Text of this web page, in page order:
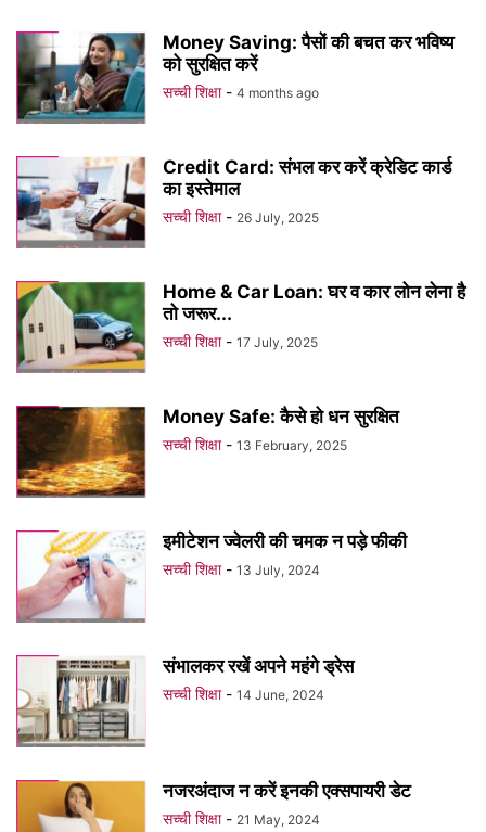
Money Saving: पैसों की बचत कर भविष्य
को सुरक्षित करें
सच्ची शिक्षा - 4 months ago
Credit Card: संभल कर करें क्रेडिट कार्ड
का इस्तेमाल
सच्ची शिक्षा - 26 July, 2025
Home & Car Loan: घर व कार लोन लेना है
तो जरूर...
सच्ची शिक्षा - 17 July, 2025
Money Safe: कैसे हो धन सुरक्षित
सच्ची शिक्षा - 13 February, 2025
इमीटेशन ज्वेलरी की चमक न पड़े फीकी
सच्ची शिक्षा - 13 July, 2024
संभालकर रखें अपने महंगे ड्रेस
सच्ची शिक्षा - 14 June, 2024
नजरअंदाज न करें इनकी एक्सपायरी डेट
सच्ची शिक्षा - 21 May, 2024